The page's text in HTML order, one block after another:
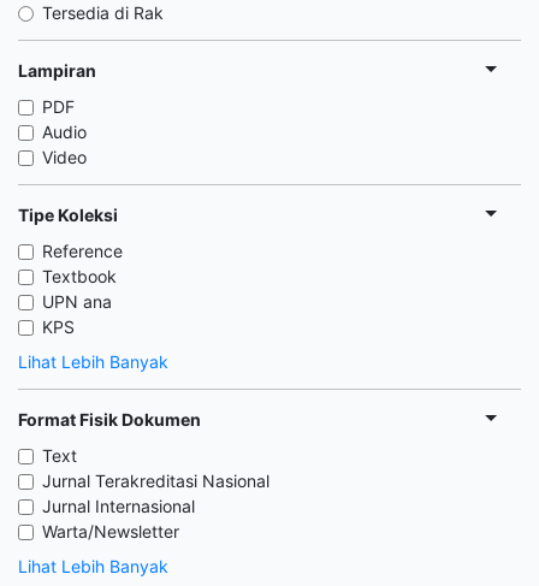
Tersedia di Rak
Lampiran
PDF
Audio
Video
Tipe Koleksi
Reference
Textbook
UPN ana
KPS
Lihat Lebih Banyak
Format Fisik Dokumen
Text
Jurnal Terakreditasi Nasional
Jurnal Internasional
Warta/Newsletter
Lihat Lebih Banyak